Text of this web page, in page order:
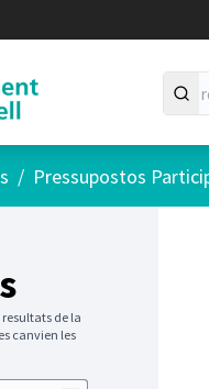
/ Pressupostos
de la
canvien les